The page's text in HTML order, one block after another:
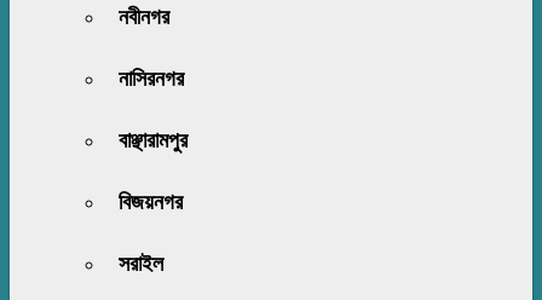
নবীনগর
নাসিরনগর
বাঞ্ছারামপুর
বিজয়নগর
সরাইল